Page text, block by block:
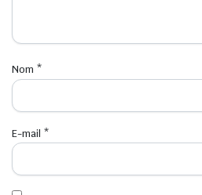
Nom *
E-mail *